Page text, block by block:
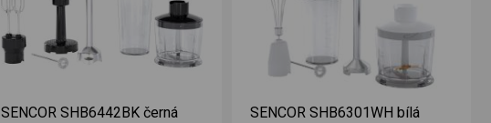
SENCOR SHB6442BK černá SENCOR SHB6301WH bílá